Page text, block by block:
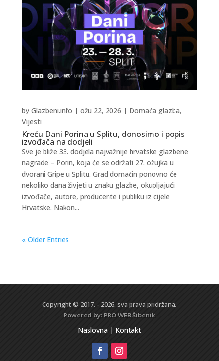
Kreću Dani Porina u Splitu, donosimo i popis
izvođača na dodjeli
by Glazbeni.info | ožu 22, 2026 | Domaća glazba,
Vijesti
Sve je bliže 33. dodjela najvažnije hrvatske glazbene
nagrade – Porin, koja će se održati 27. ožujka u
dvorani Gripe u Splitu. Grad domaćin ponovno će
nekoliko dana živjeti u znaku glazbe, okupljajući
izvođače, autore, producente i publiku iz cijele
Hrvatske. Nakon...
« Older Entries
Copyright © 2017. - 2026. sva prava pridržana.
Powered by: PRO WEBŠibenik
Naslovna| Kontakt